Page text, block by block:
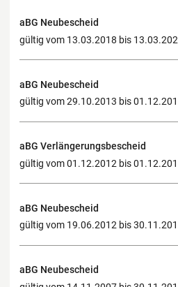
aBG Neubescheid
gültig vom 13.03.2018 bis
aBG Neubescheid
gültig vom 29.10.2013 bis
aBG Verlängerungsbescheid
gültig vom 01.12.2012 bis
aBG Neubescheid
gültig vom 19.06.2012 bis
aBG Neubescheid